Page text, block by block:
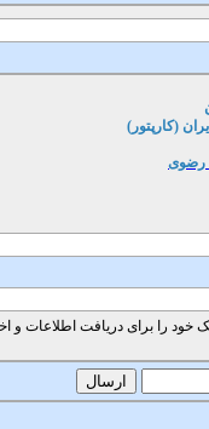
(کارپتور)
را برای دریافت اطلاعات و اخبار